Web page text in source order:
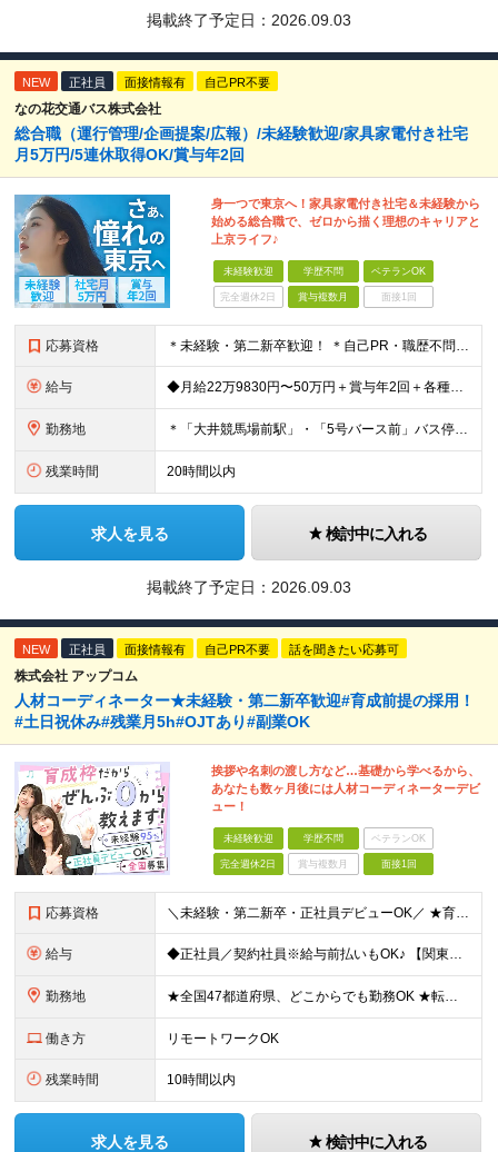
掲載終了予定日： 2026.09.03
NEW 正社員 面接情報有 自己PR不要
なの花交通バス株式会社
総合職（運行管理/企画提案/広報）/未経験歓迎/家具家電付き社宅
月5万円/5連休取得OK/賞与年2回
身一つで東京へ！家具家電付き社宅＆未経験から
始める総合職で、ゼロから描く理想のキャリアと
上京ライフ♪
未経験歓迎 学歴不問 ベテランOK
完全週休2日 賞与複数月 面接1回
応募資格 ＊未経験・第二新卒歓迎！ ＊自己PR・職歴不問 ＊20代・30代が活躍中 ★普通自動車免許（AT限定可）をお持ちの方 ★学歴不問！ ＼こんな方にピッタリ／ ・身一つで東京での一人暮らしを始めたい方
給与 ◆月給22万9830円〜50万円＋賞与年2回＋各種手当 ※経験・能力を考慮の上決定 ※残業代は全額支給 ※試用期間3ヶ月あり （東京：月給21万1,560円＋交通費/千葉：月給19万6,080円＋交通
勤務地 ＊「大井競馬場前駅」・「5号バース前」バス停すぐ ＊マイカー・バイク通勤OK（駐車場完備/ガソリン代支給） 【東京営業所】 東京都品川区八潮2-8-9 【本社営業所】 千葉県佐倉市城内町247-1
残業時間 20時間以内
求人を見る 検討中に入れる
掲載終了予定日： 2026.09.03
NEW 正社員 面接情報有 自己PR不要 話を聞きたい応募可
株式会社 アップコム
人材コーディネーター★未経験・第二新卒歓迎#育成前提の採用！
#土日祝休み#残業月5h#OJTあり#副業OK
挨拶や名刺の渡し方など…基礎から学べるから、
あなたも数ヶ月後には人材コーディネーターデビ
ュー！
未経験歓迎 学歴不問 ベテランOK
完全週休2日 賞与複数月 面接1回
応募資格 ＼未経験・第二新卒・正社員デビューOK／ ★育成前提の採用を実施中！ ■経歴・ブランク不問 ■学歴不問 ≪≪特別なスキルや経験は必要なし！≫≫ 当社では人柄重視の採用を実施しています。 働く先輩社員
給与 ◆正社員／契約社員※給与前払いもOK♪ 【関東（一都三県）】 月給25万円～ ※固定残業代（月20時間分／月3万2383円）を含む。超過分は別途支給。 ※試用期間中の給与は月給23万円～ 【関東（北
勤務地 ★全国47都道府県、どこからでも勤務OK ★転勤なし！腰を据えて活躍◎ ★マイカー通勤OK（拠点による） ★業務に慣れたら、ゆくゆくはリモート併用やフルリモートも可能 全国のお客様先にて勤務していた
働き方 リモートワークOK
残業時間 10時間以内
求人を見る 検討中に入れる